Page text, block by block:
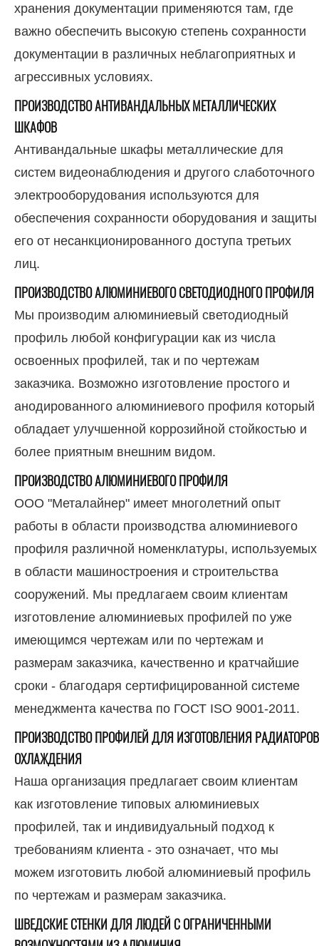
хранения документации применяются там, где
важно обеспечить высокую степень сохранности
документации в различных неблагоприятных и
агрессивных условиях.
ПРОИЗВОДСТВО АНТИВАНДАЛЬНЫХ МЕТАЛЛИЧЕСКИХ
ШКАФОВ
Антивандальные шкафы металлические для
систем видеонаблюдения и другого слаботочного
электрооборудования используются для
обеспечения сохранности оборудования и защиты
его от несанкционированного доступа третьих
лиц.
ПРОИЗВОДСТВО АЛЮМИНИЕВОГО СВЕТОДИОДНОГО ПРОФИЛЯ
Мы производим алюминиевый светодиодный
профиль любой конфигурации как из числа
освоенных профилей, так и по чертежам
заказчика. Возможно изготовление простого и
анодированного алюминиевого профиля который
обладает улучшенной коррозийной стойкостью и
более приятным внешним видом.
ПРОИЗВОДСТВО АЛЮМИНИЕВОГО ПРОФИЛЯ
ООО "Металайнер" имеет многолетний опыт
работы в области производства алюминиевого
профиля различной номенклатуры, используемых
в области машиностроения и строительства
сооружений. Мы предлагаем своим клиентам
изготовление алюминиевых профилей по уже
имеющимся чертежам или по чертежам и
размерам заказчика, качественно и кратчайшие
сроки - благодаря сертифицированной системе
менеджмента качества по ГОСТ ISO 9001-2011.
ПРОИЗВОДСТВО ПРОФИЛЕЙ ДЛЯ ИЗГОТОВЛЕНИЯ РАДИАТОРОВ
ОХЛАЖДЕНИЯ
Наша организация предлагает своим клиентам
как изготовление типовых алюминиевых
профилей, так и индивидуальный подход к
требованиям клиента - это означает, что мы
можем изготовить любой алюминиевый профиль
по чертежам и размерам заказчика.
ШВЕДСКИЕ СТЕНКИ ДЛЯ ЛЮДЕЙ С ОГРАНИЧЕННЫМИ